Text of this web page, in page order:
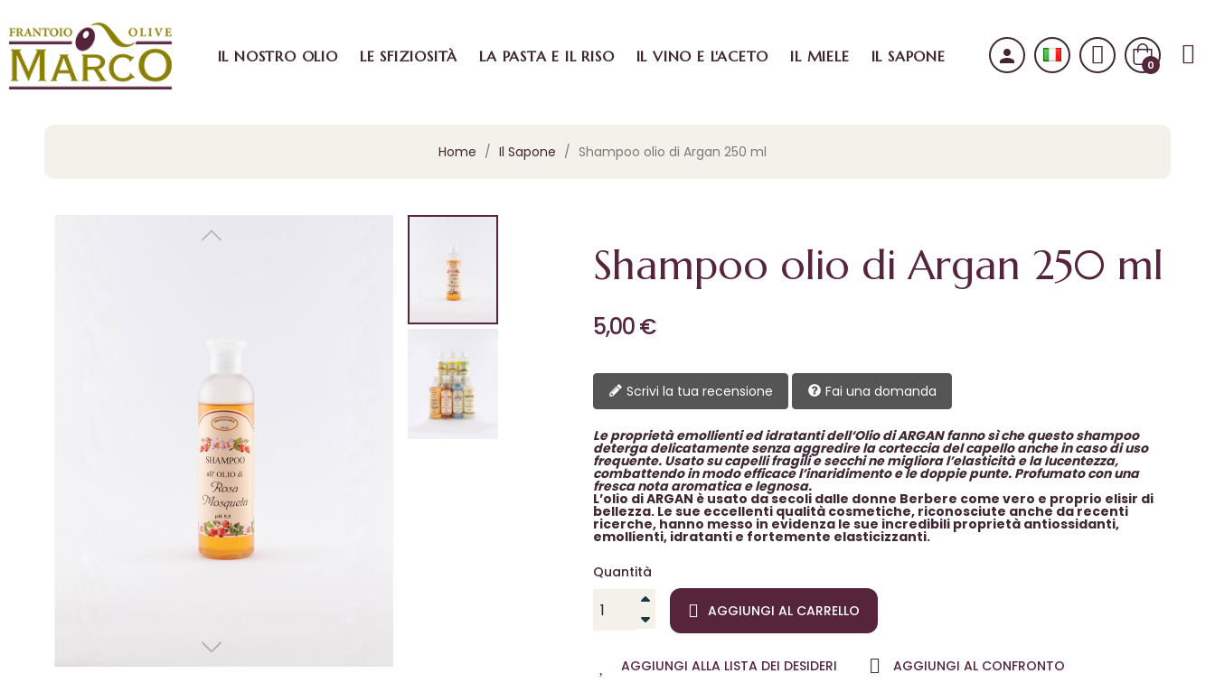
IL NOSTRO OLIO LE SFIZIOSITÀ LA PASTA E IL RISO IL VINO E L'ACETO IL MIELE IL SAPONE person 0
Home Il Sapone Shampoo olio di Argan 250 ml
Shampoo olio di Argan 250 ml
5,00 €
Scrivi la tua recensione Fai una domanda
Le proprietà emollienti ed idratanti dell‘Olio di ARGAN fanno sì che questo shampoo
deterga delicatamente senza aggredire la corteccia del capello anche in caso di uso
frequente. Usato su capelli fragili e secchi ne migliora l’elasticità e la lucentezza,
combattendo in modo efficace l’inaridimento e le doppie punte. Profumato con una
fresca nota aromatica e legnosa.
L’olio di ARGAN è usato da secoli dalle donne Berbere come vero e proprio elisir di
bellezza. Le sue eccellenti qualità cosmetiche, riconosciute anche da recenti
ricerche, hanno messo in evidenza le sue incredibili proprietà antiossidanti,
emollienti, idratanti e fortemente elasticizzanti.
Quantità
AGGIUNGI AL CARRELLO
AGGIUNGI ALLA LISTA DEI DESIDERI AGGIUNGI AL CONFRONTO